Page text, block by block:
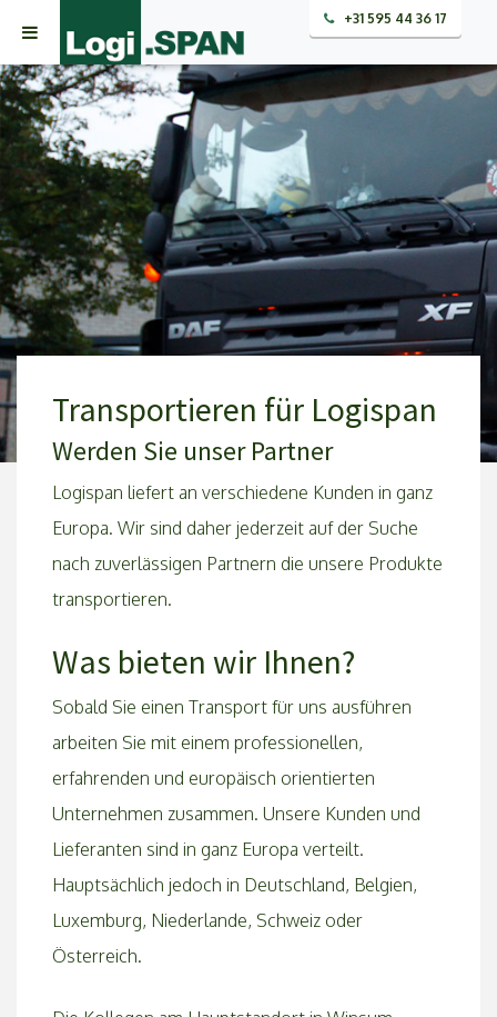
+31 595 44 36 17
Transportieren für Logispan
Werden Sie unser Partner
Logispan liefert an verschiedene Kunden in ganz
Europa. Wir sind daher jederzeit auf der Suche
nach zuverlässigen Partnern die unsere Produkte
transportieren.
Was bieten wir Ihnen?
Sobald Sie einen Transport für uns ausführen
arbeiten Sie mit einem professionellen,
erfahrenden und europäisch orientierten
Unternehmen zusammen. Unsere Kunden und
Lieferanten sind in ganz Europa verteilt.
Hauptsächlich jedoch in Deutschland, Belgien,
Luxemburg, Niederlande, Schweiz oder
Österreich.